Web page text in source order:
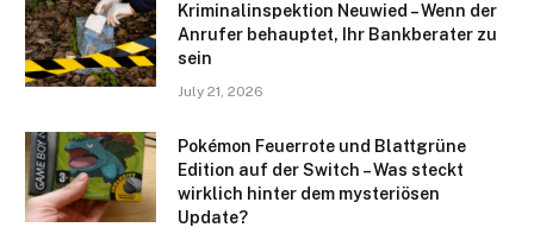
Kriminalinspektion Neuwied – Wenn der
Anrufer behauptet, Ihr Bankberater zu
sein
July 21, 2026
Pokémon Feuerrote und Blattgrüne
Edition auf der Switch – Was steckt
wirklich hinter dem mysteriösen
Update?